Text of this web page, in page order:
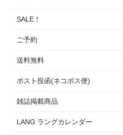
SALE！
ご予約
送料無料
ポスト投函(ネコポス便)
雑誌掲載商品
LANG ラングカレンダー